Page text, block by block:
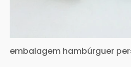
embalagem hambúrguer